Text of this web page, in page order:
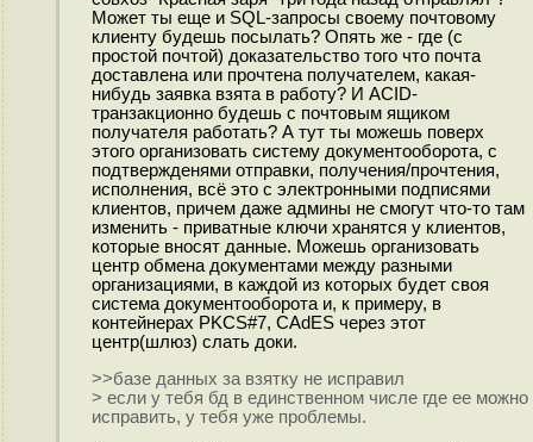
Может ты еще и SQL-запросы своему почтовому
клиенту будешь посылать? Опять же - где (с
простой почтой) доказательство того что почта
доставлена или прочтена получателем, какая-
нибудь заявка взята в работу? И ACID-
транзакционно будешь с почтовым ящиком
получателя работать? А тут ты можешь поверх
этого организовать систему документооборота, с
подтвержденями отправки, получения/прочтения,
исполнения, всё это с электронными подписями
клиентов, причем даже админы не смогут что-то там
изменить - приватные ключи хранятся у клиентов,
которые вносят данные. Можешь организовать
центр обмена документами между разными
организациями, в каждой из которых будет своя
система документооборота и, к примеру, в
контейнерах PKCS#7, CAdES через этот
центр(шлюз) слать доки.
>>базе данных за взятку не исправил
> если у тебя бд в единственном числе где ее можно
исправить, у тебя уже проблемы.